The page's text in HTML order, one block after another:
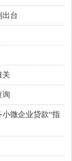
出台
关
询
微企业贷款“指